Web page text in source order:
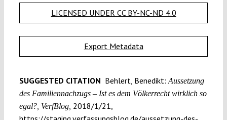
LICENSED UNDER CC BY-NC-ND 4.0
Export Metadata
SUGGESTED CITATION Behlert, Benedikt: Aussetzung
des Familiennachzugs – Ist es dem Völkerrecht wirklich so
egal?, VerfBlog, 2018/1/21,